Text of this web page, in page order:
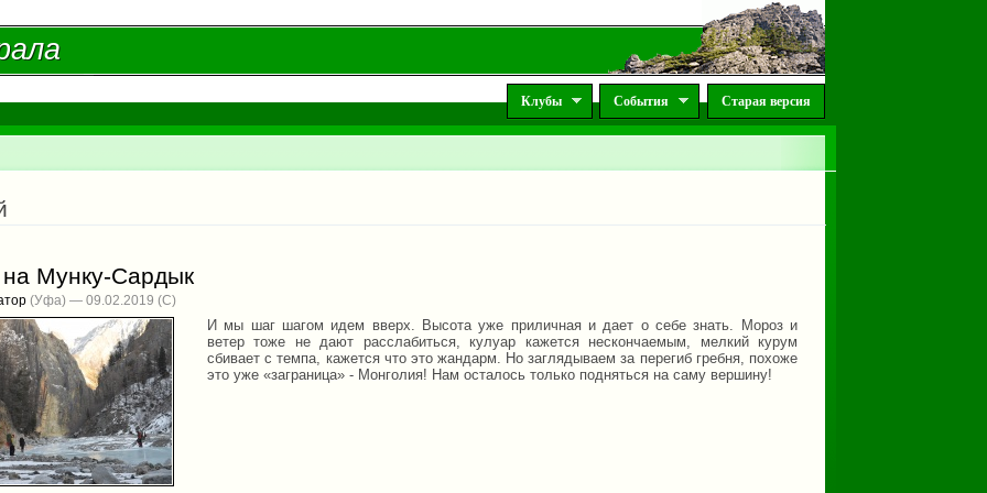
Клубы События Старая версия
Мунку-Сардык
(Уфа) — 09.02.2019
И мы шаг шагом идем вверх. Высота уже приличная и дает о себе знать. Мороз и
ветер тоже не дают расслабиться, кулуар кажется нескончаемым, мелкий курум
сбивает с темпа, кажется что это жандарм. Но заглядываем за перегиб гребня, похоже
это уже «заграница» - Монголия! Нам осталось только подняться на саму вершину!